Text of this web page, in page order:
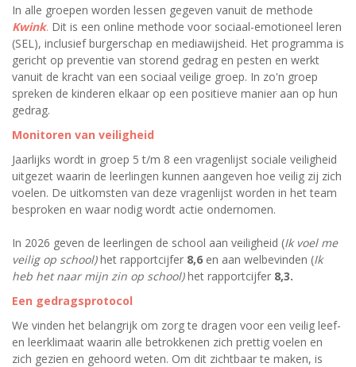
In alle groepen worden lessen gegeven vanuit de methode
Kwink. Dit is een online methode voor sociaal-emotioneel leren
(SEL), inclusief burgerschap en mediawijsheid. Het programma is
gericht op preventie van storend gedrag en pesten en werkt
vanuit de kracht van een sociaal veilige groep. In zo'n groep
spreken de kinderen elkaar op een positieve manier aan op hun
gedrag.
Monitoren van veiligheid
Jaarlijks wordt in groep 5 t/m 8 een vragenlijst sociale veiligheid
uitgezet waarin de leerlingen kunnen aangeven hoe veilig zij zich
voelen. De uitkomsten van deze vragenlijst worden in het team
besproken en waar nodig wordt actie ondernomen.
In 2026 geven de leerlingen de school aan veiligheid (Ik voel me
veilig op school)het rapportcijfer 8,6 en aan welbevinden (Ik
heb het naar mijn zin op school)het rapportcijfer 8,3.
Een gedragsprotocol
We vinden het belangrijk om zorg te dragen voor een veilig leef-
en leerklimaat waarin alle betrokkenen zich prettig voelen en
zich gezien en gehoord weten. Om dit zichtbaar te maken, is